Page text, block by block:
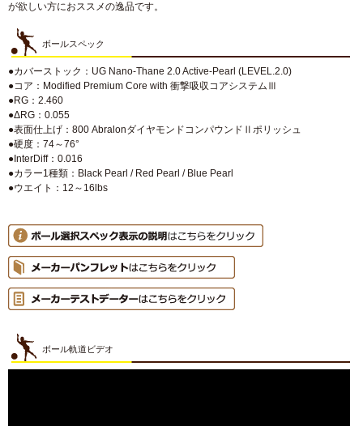
が欲しい方におススメの逸品です。
ボールスペック
●カバーストック：UG Nano-Thane 2.0 Active-Pearl (LEVEL.2.0)
●コア：Modified Premium Core with 衝撃吸収コアシステムⅢ
●RG：2.460
●ΔRG：0.055
●表面仕上げ：800 AbralonダイヤモンドコンパウンドⅡポリッシュ
●硬度：74～76°
●InterDiff：0.016
●カラー1種類：Black Pearl / Red Pearl / Blue Pearl
●ウエイト：12～16lbs
ボール軌道ビデオ